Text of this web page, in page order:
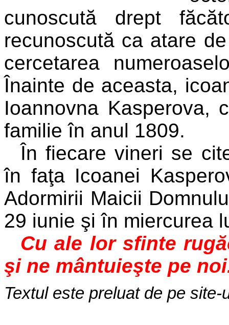
cunoscută drept
recunoscută ca atare
cercetarea
Înainte de aceasta,
Ioannovna Kasperova,
familie în anul 1809.
În fiecare vineri se
în faţa Icoanei
Adormirii Maicii
29 iunie şi în miercurea
Cu ale lor sfinte
şi ne mântuieşte pe
Textul este preluat de pe